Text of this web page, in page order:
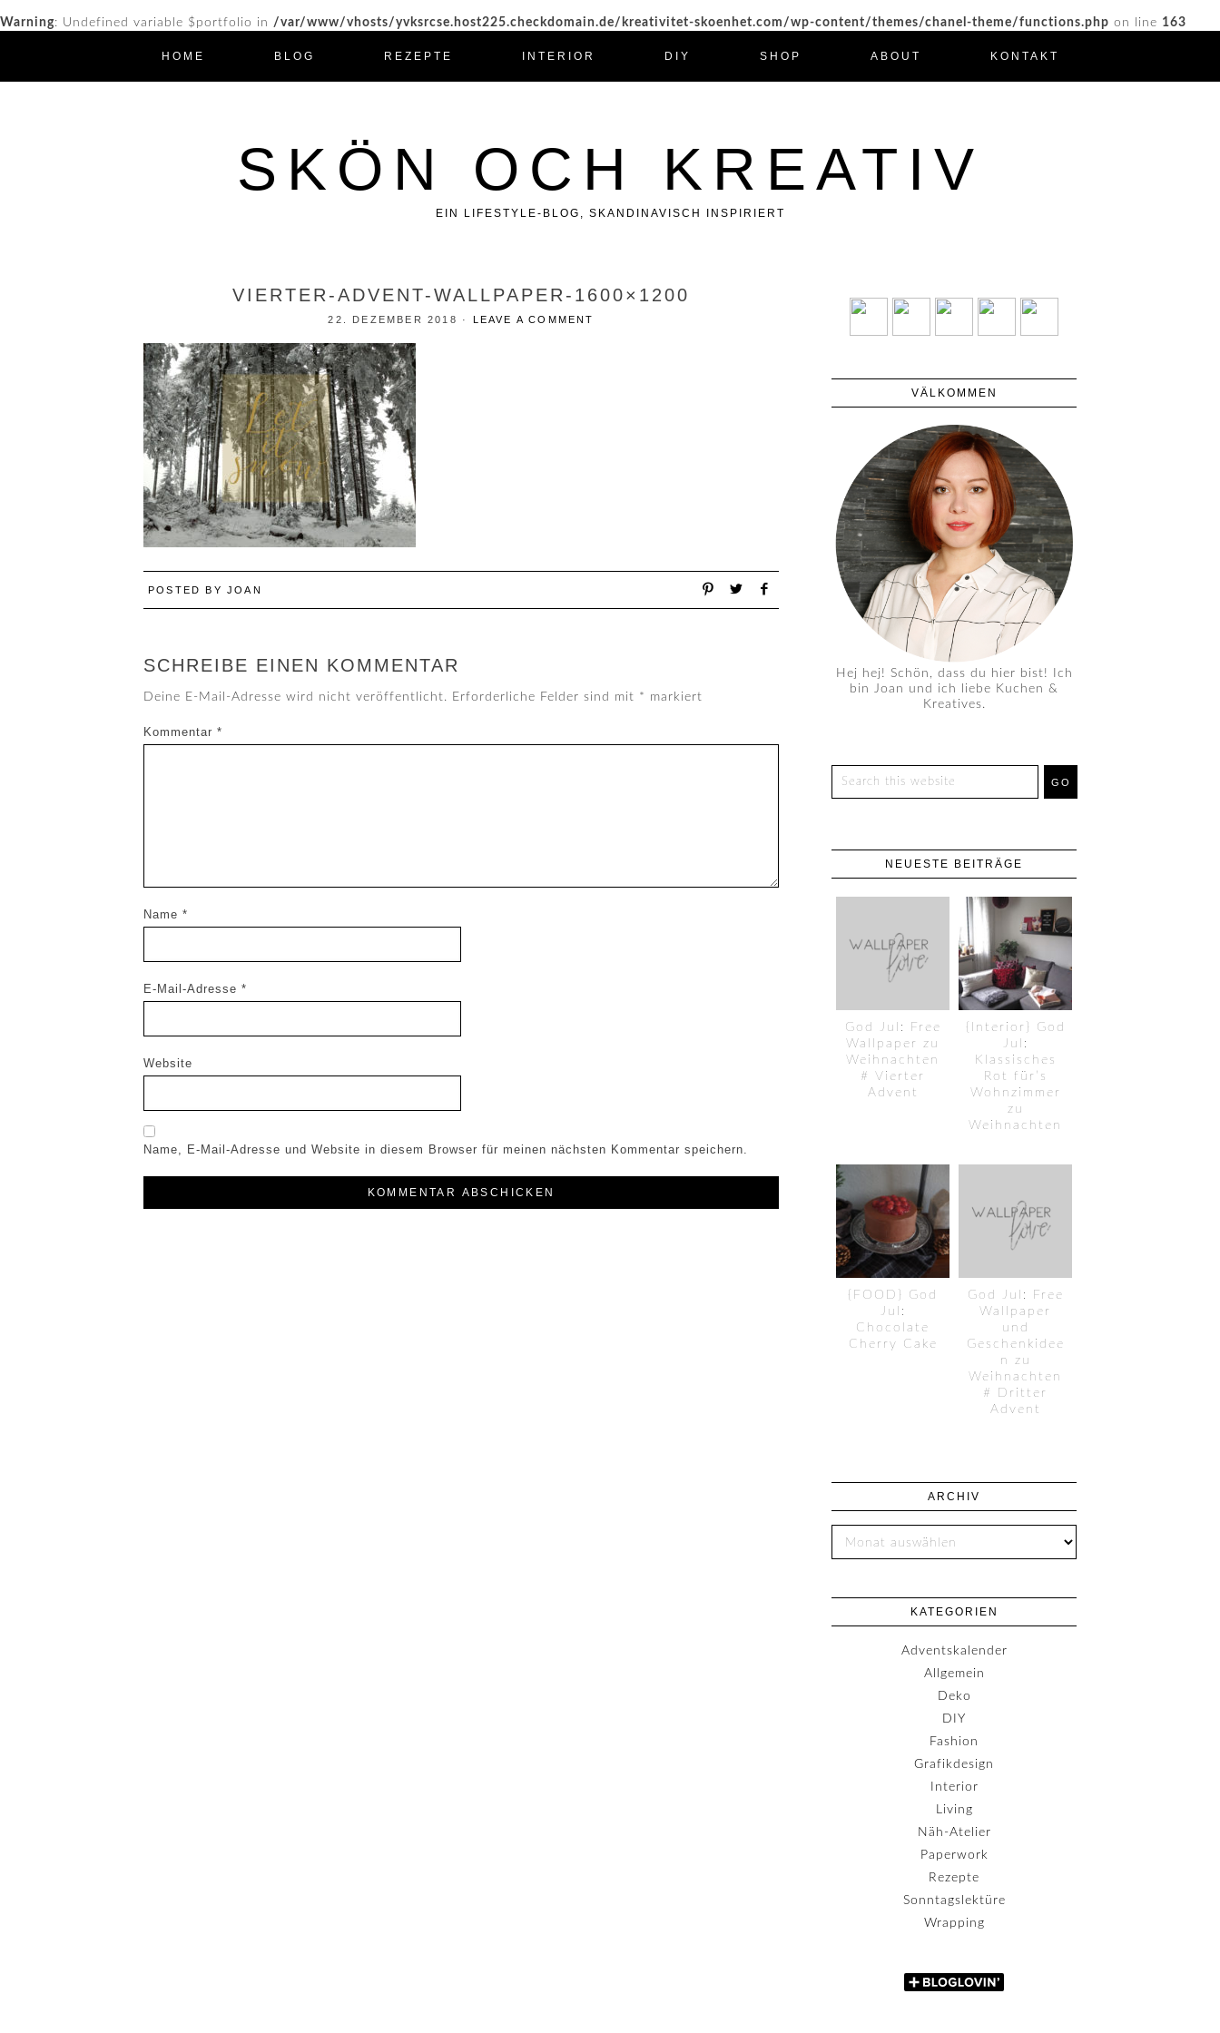
Warning: Undefined variable $portfolio in /var/www/vhosts/yvksrcse.host225.checkdomain.de/kreativitet-skoenhet.com/wp-content/themes/chanel-theme/functions.php on line 163
HOME BLOG REZEPTE INTERIOR DIY SHOP ABOUT KONTAKT
SKÖN OCH KREATIV
EIN LIFESTYLE-BLOG, SKANDINAVISCH INSPIRIERT
VIERTER-ADVENT-WALLPAPER-1600×1200
22. DEZEMBER 2018 · LEAVE A COMMENT
POSTED BY JOAN
SCHREIBE EINEN KOMMENTAR
Deine E-Mail-Adresse wird nicht veröffentlicht. Erforderliche Felder sind mit * markiert
Kommentar *
Name *
E-Mail-Adresse *
Website
Name, E-Mail-Adresse und Website in diesem Browser für meinen nächsten Kommentar speichern.
VÄLKOMMEN
Hej hej! Schön, dass du hier bist! Ich
bin Joan und ich liebe Kuchen &
Kreatives.
NEUESTE BEITRÄGE
God Jul: Free
Wallpaper zu
Weihnachten
# Vierter
Advent
{Interior} God
Jul:
Klassisches
Rot für’s
Wohnzimmer
zu
Weihnachten
{FOOD} God
Jul:
Chocolate
Cherry Cake
God Jul: Free
Wallpaper
und
Geschenkidee
n zu
Weihnachten
# Dritter
Advent
ARCHIV
KATEGORIEN
Adventskalender
Allgemein
Deko
DIY
Fashion
Grafikdesign
Interior
Living
Näh-Atelier
Paperwork
Rezepte
Sonntagslektüre
Wrapping